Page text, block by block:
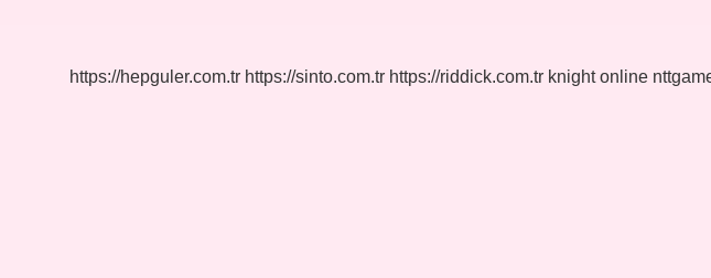
https://hepguler.com.tr https://sinto.com.tr https://riddick.com.tr knight online